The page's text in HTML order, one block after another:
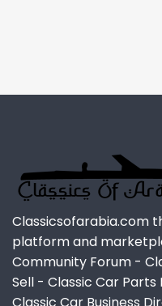
Classicsofarabia.com
platform and
Community Forum -
Sell - Classic Car Parts